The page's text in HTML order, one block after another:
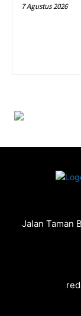
7 Agustus 2026
Jalan Taman